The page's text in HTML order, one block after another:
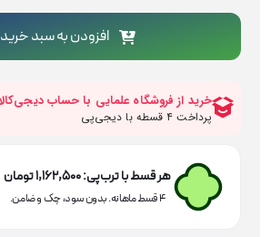
عدد
افزودن به سبد خرید
هر قسط با ترب‌پی:1,162,500تومان
۴ قسط ماهانه. بدون سود، چک و ضامن.